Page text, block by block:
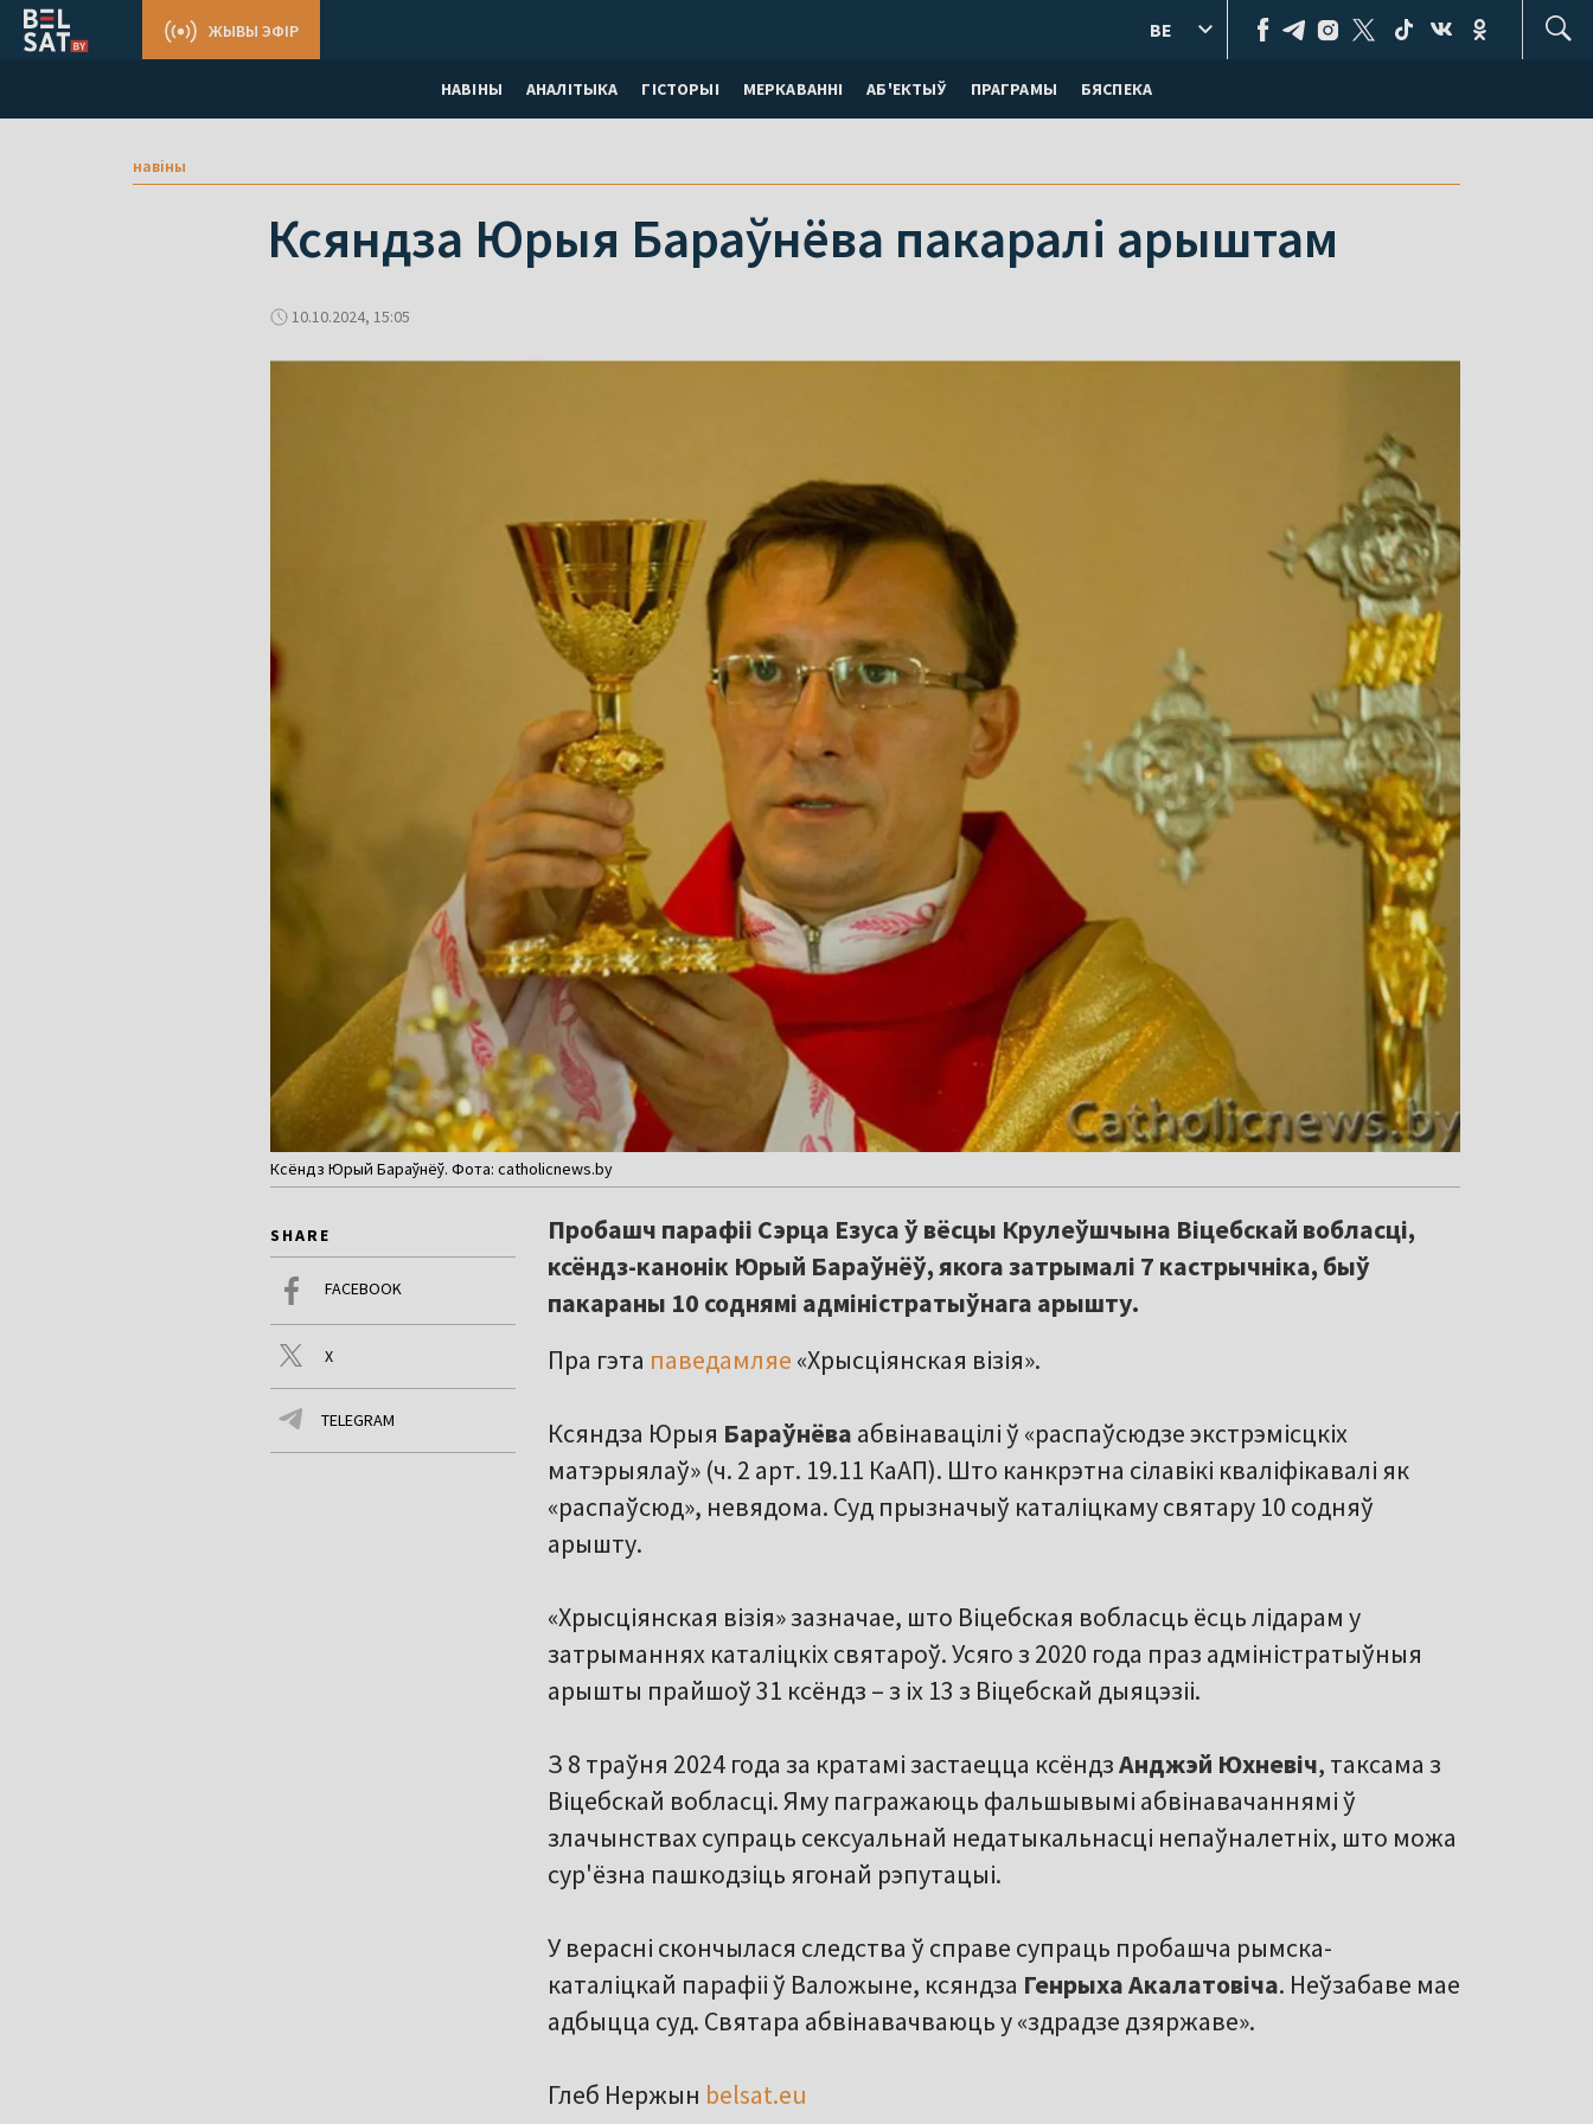
НАВІНЫ АНАЛІТЫКА ГІСТОРЫІ МЕРКАВАННI АБ'ЕКТЫЎ ПРАГРАМЫ БЯСПЕКА
ЖЫВЫ ЭФІР BE
навіны
Ксяндза Юрыя Бараўнёва пакаралі арыштам
10.10.2024, 15:05
Ксёндз Юрый Бараўнёў. Фота: catholicnews.by
SHARE
FACEBOOK
X
TELEGRAM
Пробашч парафіі Сэрца Езуса ў вёсцы Крулеўшчына Віцебскай вобласці,
ксёндз-канонік Юрый Бараўнёў, якога затрымалі 7 кастрычніка, быў
пакараны 10 соднямі адміністратыўнага арышту.
Пра гэта паведамляе «Хрысціянская візія».
Ксяндза Юрыя Бараўнёва абвінавацілі ў «распаўсюдзе экстрэмісцкіх
матэрыялаў» (ч. 2 арт. 19.11 КаАП). Што канкрэтна сілавікі кваліфікавалі як
«распаўсюд», невядома. Суд прызначыў каталіцкаму святару 10 содняў
арышту.
«Хрысціянская візія» зазначае, што Віцебская вобласць ёсць лідарам у
затрыманнях каталіцкіх святароў. Усяго з 2020 года праз адміністратыўныя
арышты прайшоў 31 ксёндз – з іх 13 з Віцебскай дыяцэзіі.
З 8 траўня 2024 года за кратамі застаецца ксёндзАнджэй Юхневіч, таксама з
Віцебскай вобласці. Яму пагражаюць фальшывымі абвінавачаннямі ў
злачынствах супраць сексуальнай недатыкальнасці непаўналетніх, што можа
сур'ёзна пашкодзіць ягонай рэпутацыі.
У верасні скончылася следства ў справе супраць пробашча рымска-
каталіцкай парафіі ў Валожыне, ксяндза Генрыха Акалатовіча. Неўзабаве мае
адбыцца суд. Святара абвінавачваюць у «здрадзе дзяржаве».
Глеб Нержын belsat.eu